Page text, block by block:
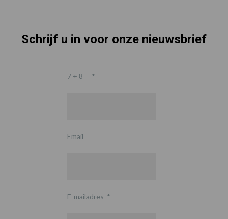
Schrijf u in voor onze nieuwsbrief
7 + 8 = *
Email
E-mailadres *